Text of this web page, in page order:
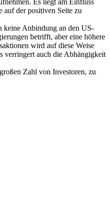
Es liegt am Einfluss
auf der positiven Seite zu
keine Anbindung an den US-
betrifft, aber eine höhere
wird auf diese Weise
verringert auch die Abhängigkeit
Zahl von Investoren, zu